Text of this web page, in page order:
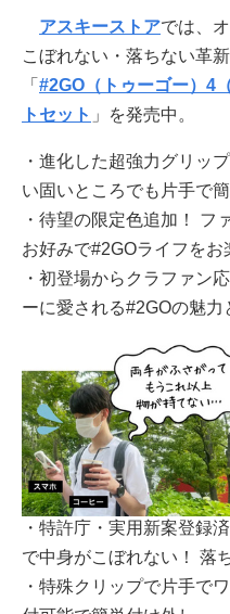
アスキーストアでは、
こぼれない・落ちない革
「 #2GO（トゥーゴー）4
トセット 」を発売中。
・進化した超強力グリッ
い固いところでも片手で
・待望の限定色追加！ フ
お好みで#2GOライフをお
・初登場からクラファン
ーに愛される#2GOの魅力
・特許庁・実用新案登録
で中身がこぼれない！ 落
・特殊クリップで片手で